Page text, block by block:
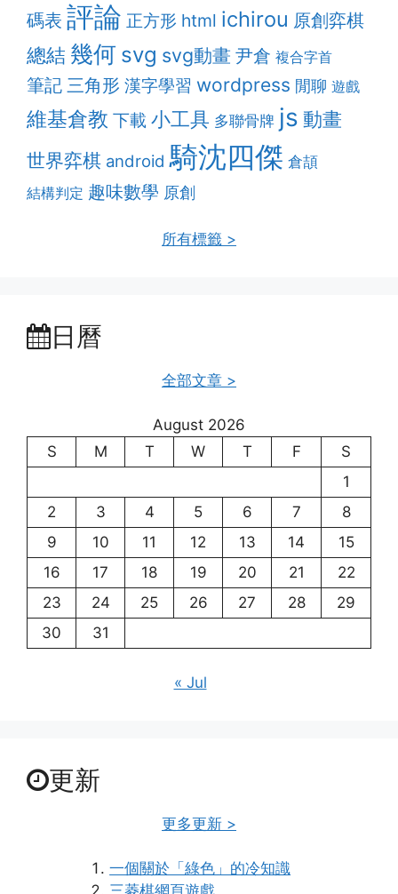
碼表 評論 正方形 html ichirou 原創弈棋
總結 幾何 svg svg動畫 尹倉 複合字首
筆記 三角形 漢字學習 wordpress 閒聊 遊戲
維基倉教 下載 小工具 多聯骨牌 js 動畫
世界弈棋 android 騎沈四傑 倉頡
結構判定 趣味數學 原創
所有標籤 >
日曆
全部文章 >
August 2026
S
M T W T F
S
1
2
3 4 5 6 7
8
9
10 11 12 13 14
15
16
17 18 19 20 21
22
23
24 25 26 27 28
29
30
31
« Jul
更新
更多更新 >
一個關於「綠色」的冷知識
三菱棋網頁遊戲